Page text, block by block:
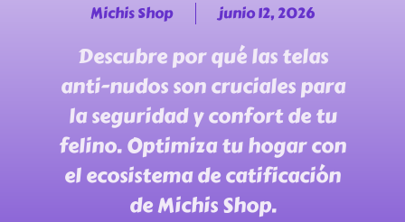
Michis Shop junio 12, 2026
Descubre por qué las telas
anti-nudos son cruciales para
la seguridad y confort de tu
felino. Optimiza tu hogar con
el ecosistema de catificación
de Michis Shop.